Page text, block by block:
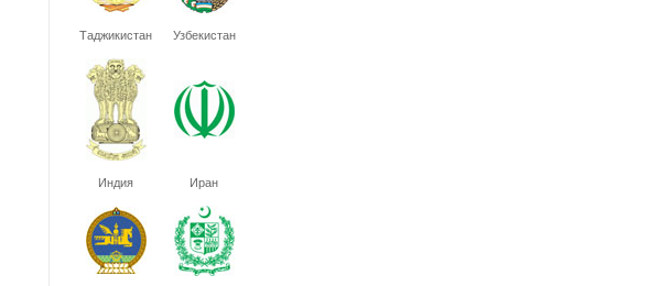
Таджикистан Узбекистан
Индия Иран